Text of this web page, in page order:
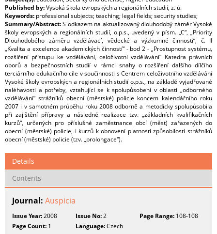
Published by:Vysoká škola evropských a regionálních studií, z. ú.
Keywords: professional subjects; teaching; legal fields; security studies;
Summary/Abstract:S odkazem na aktualizovaný dlouhodobý záměr Vysoké
školy evropských a regionálních studií, o.p.s., uvedený v písm. „C“, „Priority
Dlouhodobého záměru vzdělávací, vědecké a výzkumné činnosti“, č. II
„Kvalita a excelence akademických činností“ - bod 2 - „Prostupnost systému,
rozšíření přístupu ke vzdělávání, celoživotní vzdělávání“ Katedra právních
oborů a bezpečnostních studií v rámci snahy o rozšíření dalšího dílčího
terciárního edukačního cíle v součinnosti s Centrem celoživotního vzdělávání
Vysoké školy evropských a regionálních studií o.p.s., na základě vyjadřované
naléhavosti a potřeby, vztahující se k spolupůsobení v oblasti „odborného
vzdělávání“ strážníků obecní (městské) policie koncem kalendářního roku
2007 i v samotném průběhu roku 2008 odborně a metodicky spolupůsobila
při zajištění přípravy a následné realizace tzv. „základních kvalifikačních
kurzů“, určených pro příslušné zaměstnance obcí (měst) zařazených do
obecní (městské) policie, i kurzů k obnovení platnosti způsobilosti strážníků
obecní (městské) policie (tzv. „prolongace“).
Details
Contents
Journal: Auspicia
Issue Year:2008 Issue No:2 Page Range:108-108
Page Count: 1 Language:Czech